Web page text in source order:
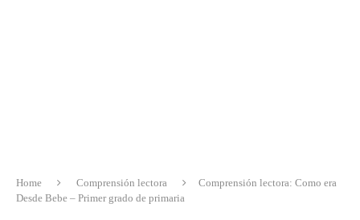
Home Comprensión lectora
Comprensión lectora: Como era
Desde Bebe – Primer grado de primaria